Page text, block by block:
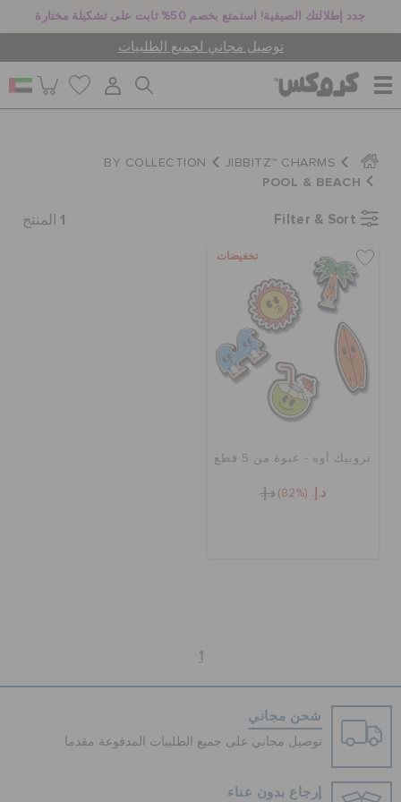
جدد إطلالتك الصيفية! استمتع بخصم 50% ثابت على تشكيلة مختارة
توصيل مجاني لجميع الطلبيات
أطفال
جيبيتز تشارمز
كروكس لمكان العمل
الحقائب
قائمة الامنيات
JIBBITZ™ CHARMS
BY COLLECTION
POOL & BEACH
Filter & Sort
1 المنتج
تخفيضات
تروبيك أوه - عبوة من 5 قطع
د.إ. (82%) د.إ.
1
شحن مجاني
توصيل مجاني على جميع الطلبيات المدفوعة مقدما
إرجاع بدون عناء